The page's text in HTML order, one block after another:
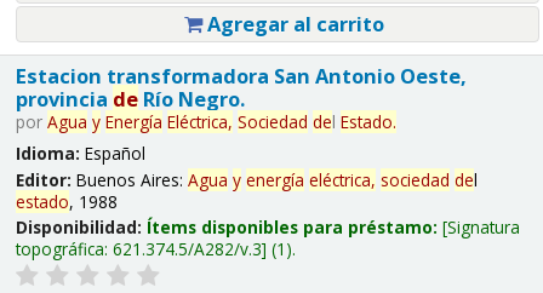
Agregar al carrito
Estacion transformadora San Antonio Oeste,
provincia deRío Negro.
por Agua y Energía Eléctrica, Sociedad del Estado.
Idioma: Español
Editor: Buenos Aires: Agua y energía eléctrica, sociedad del
estado, 1988
Disponibilidad: Ítems disponibles para préstamo: Signatura
topográfica: 621.374.5/A282/v.3 (1).